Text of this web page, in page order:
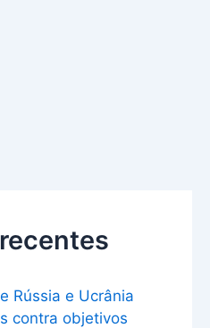
Rússia e Ucrânia
contra objetivos